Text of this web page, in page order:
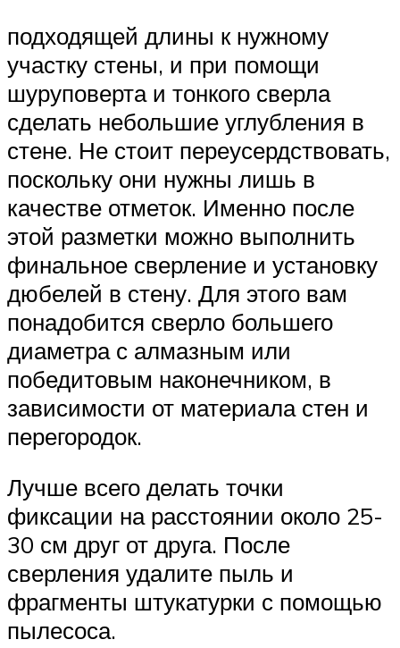
подходящей длины к нужному
участку стены, и при помощи
шуруповерта и тонкого сверла
сделать небольшие углубления в
стене. Не стоит переусердствовать,
поскольку они нужны лишь в
качестве отметок. Именно после
этой разметки можно выполнить
финальное сверление и установку
дюбелей в стену. Для этого вам
понадобится сверло большего
диаметра с алмазным или
победитовым наконечником, в
зависимости от материала стен и
перегородок.
Лучше всего делать точки
фиксации на расстоянии около 25-
30 см друг от друга. После
сверления удалите пыль и
фрагменты штукатурки с помощью
пылесоса.